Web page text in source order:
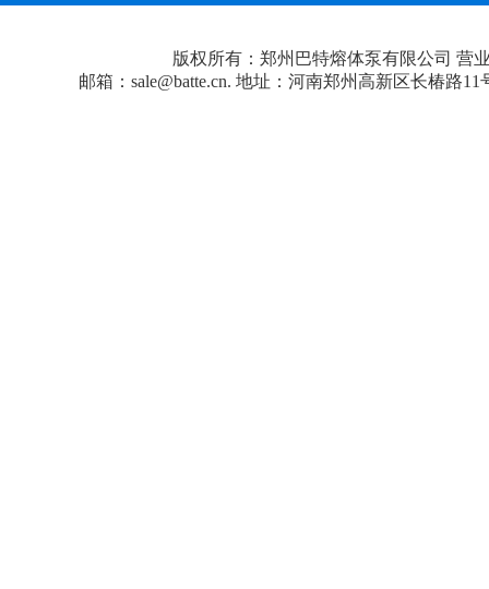
版权所有：郑州巴特熔体泵有限公司 营
邮箱：sale@batte.cn. 地址：河南郑州高新区长椿路